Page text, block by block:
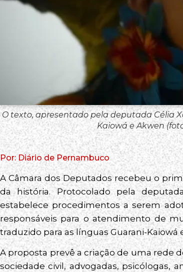
O texto, apresentado pela deputada Célia
Kaiowá e Akwen
Por: Diário de Pernambuco
A Câmara dos Deputados recebeu o
da história. Protocolado pela
estabelece procedimentos a serem
responsáveis para o atendimento de
traduzido para as línguas Guarani-Kaiowá
A proposta prevê a criação de uma rede
sociedade civil, advogadas, psicólogas,